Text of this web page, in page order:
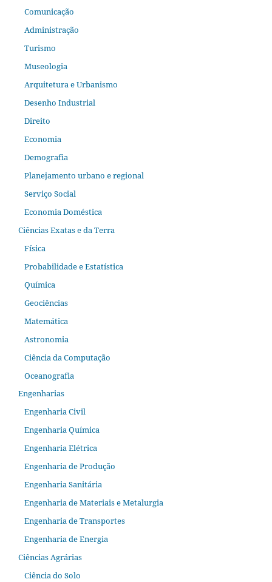
Comunicação
Administração
Turismo
Museologia
Arquitetura e Urbanismo
Desenho Industrial
Direito
Economia
Demografia
Planejamento urbano e regional
Serviço Social
Economia Doméstica
Ciências Exatas e da Terra
Física
Probabilidade e Estatística
Química
Geociências
Matemática
Astronomia
Ciência da Computação
Oceanografia
Engenharias
Engenharia Civil
Engenharia Química
Engenharia Elétrica
Engenharia de Produção
Engenharia Sanitária
Engenharia de Materiais e Metalurgia
Engenharia de Transportes
Engenharia de Energia
Ciências Agrárias
Ciência do Solo